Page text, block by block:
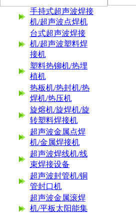
手持式超声波焊接
机/超声波点焊机
台式超声波焊接
机/超声波塑料焊
接机
塑料热铆机/热埋
植机
热板机/热封机/热
焊机/热压机
旋熔机/旋焊机/旋
转塑料焊接机
超声波金属点焊
机/金属焊接机
超声波焊线机/线
束焊接设备
超声波封管机/铜
管封口机
超声波金属滚焊
机/平板太阳能集